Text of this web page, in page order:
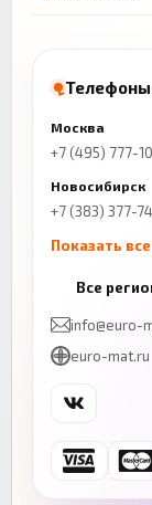
Телефоны
Москва
+7 (495) 777-
Новосибирск
+7 (383) 377-
Показать
+7 (843) 206-
Челябинск
+7 (343) 300-
Ростов-на-
+7 (863) 333-
Все
info@euro-
euro-mat.ru